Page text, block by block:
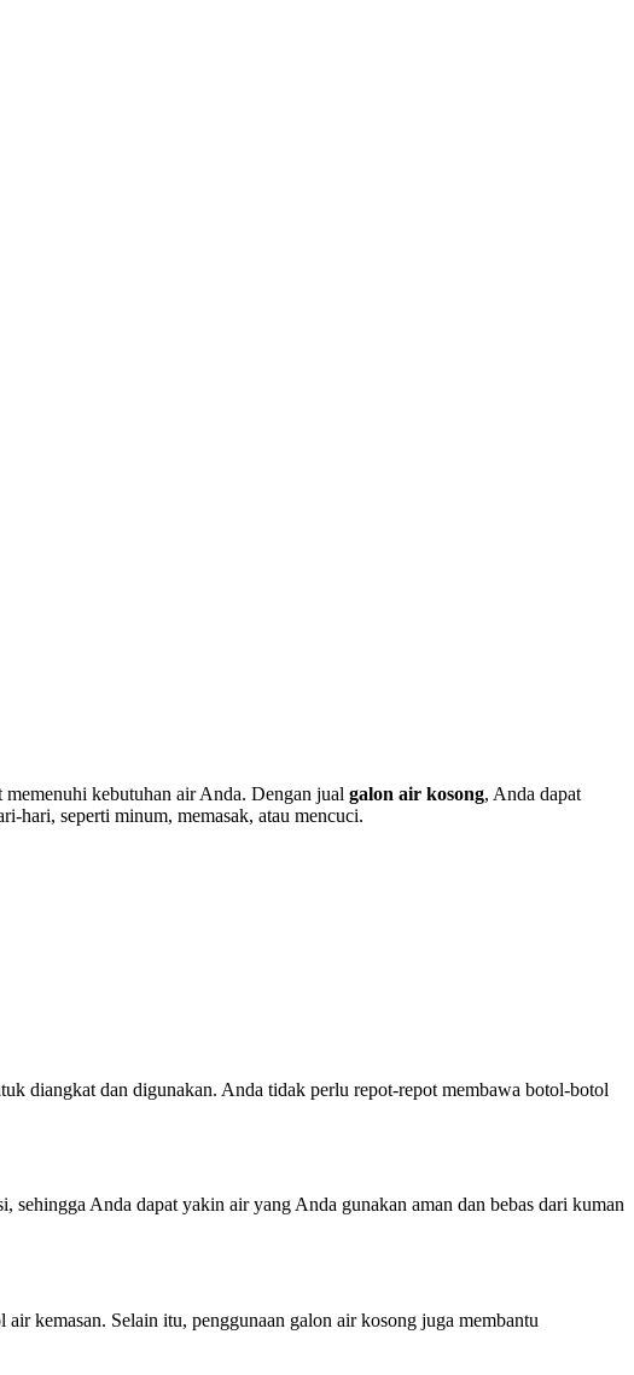
kebutuhan air Anda. Dengan jual galon air kosong, Anda dapat
hari, seperti minum, memasak, atau mencuci.
diangkat dan digunakan. Anda tidak perlu repot-repot membawa botol-botol
Anda dapat yakin air yang Anda gunakan aman dan bebas dari kuman
kemasan. Selain itu, penggunaan galon air kosong juga membantu